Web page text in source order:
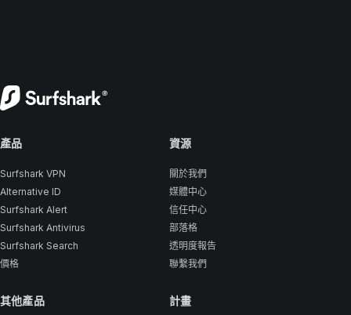
產品
Surfshark VPN
Alternative ID
Surfshark Alert
Surfshark Antivirus
Surfshark Search
價格
其他產品
資源
關於我們
媒體中心
信任中心
部落格
透明度報告
聯繫我們
計畫